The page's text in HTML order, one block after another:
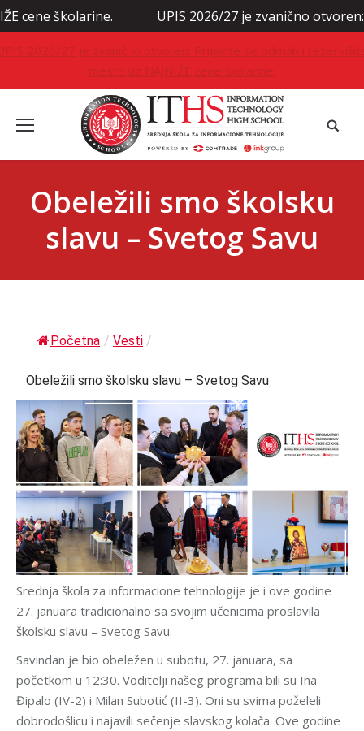
UPIS 2026/27 je zvanično otvoren: Prijavite se odmah i
2026/27 je zvanično otvoren: Prijavite se odmah i
mesto uz NAJNIŽE cene školarine.
Obeležili smo školsku
slavu – Svetog Savu
Početna / Vesti /
Obeležili smo školsku slavu – Svetog Savu
Srednja škola za informacione tehnologije je i ove godine
27. januara tradicionalno sa svojim učenicima proslavila
školsku slavu – Svetog Savu.
Savindan je bio obeležen u subotu, 27. januara, sa
početkom u 12:30. Voditelji našeg programa bili su Ina
Đipalo (IV-2) i Milan Subotić (II-3). Oni su svima poželeli
dobrodošlicu i najavili sečenje slavskog kolača. Ove godine